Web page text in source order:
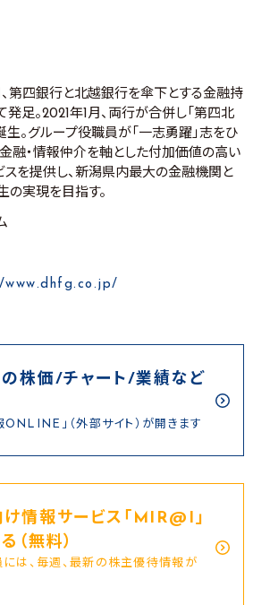
第四銀行と北越銀行を傘下とする金融持
発足。2021年1月、両行が合併し「第四北
生。グループ役職員が「一志勇躍」志をひ
金融・情報仲介を軸とした付加価値の高い
スを提供し、新潟県内最大の金融機関と
の実現を目指す。
株価/チャート/業績など
ONLINE」（外部サイト）が開きます
情報サービス｢MIR@I｣
（無料）
は、毎週、最新の株主優待情報が